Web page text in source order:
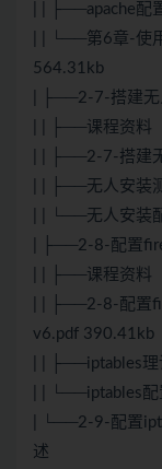
| | ├──apache配
| | └──第6章-使
564.31kb
| ├──2-7-搭建
| | ├──课程资料
| | ├──2-7-搭建
| | ├──无人安装
| | └──无人安装
| ├──2-8-配置
| | ├──课程资料
| | ├──2-8-配置
v6.pdf 390.41kb
| | ├──iptables
| | └──iptables
| └──2-9-配置
述